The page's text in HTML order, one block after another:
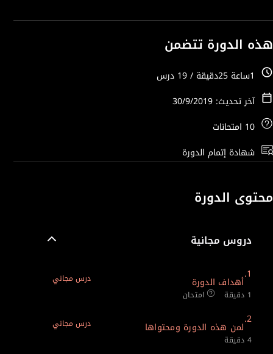
هذه الدورة تتضمن
آخر تحديث: 30/9/2019
شهادة إتمام الدورة
محتوى الدورة
دروس مجانية
1.
أهداف الدورة
درس مجاني
1 دقيقة
امتحان
2.
لمن هذه الدورة ومحتواها
درس مجاني
4 دقيقة